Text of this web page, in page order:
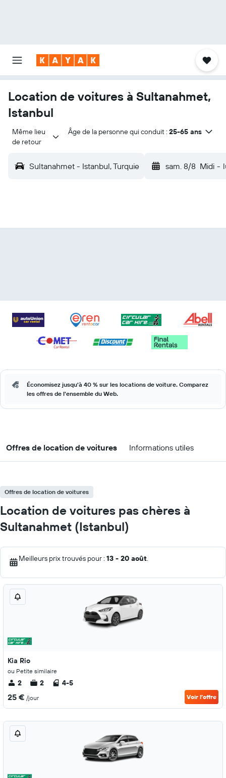
Location de voitures à Sultanahmet,
Istanbul
Même lieu
de retour
Âge de la personne qui conduit : 25-65 ans
Sultanahmet - Istanbul, Turquie sam. 8/8 Midi -
Économisez jusqu'à 40 % sur les locations de voiture. Comparez
les offres de l'ensemble du Web.
Offres de location de voitures Informations utiles
Offres de location de voitures
Location de voitures pas chères à
Sultanahmet (Istanbul)
Meilleurs prix trouvés pour : 13 - 20 août.
Kia Rio
ou Petite similaire
2 2 4-5
25 € /jour Voir l’offre